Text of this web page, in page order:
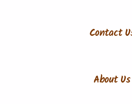
Contact
About Us